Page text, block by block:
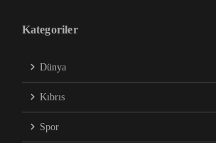
Kategoriler
Dünya
Kıbrıs
Spor